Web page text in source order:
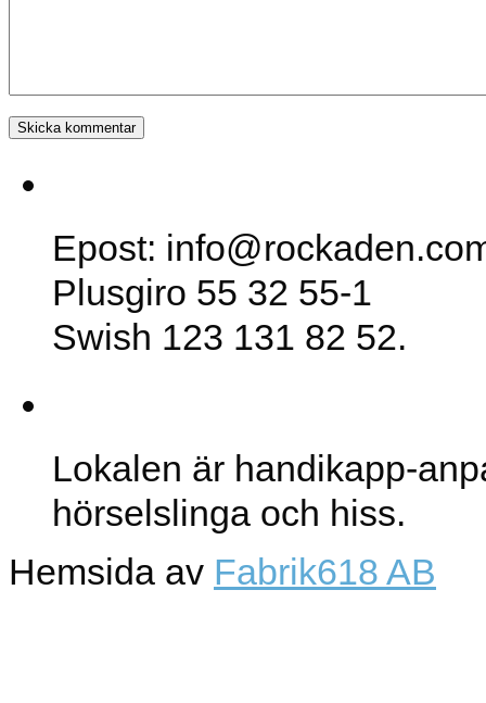
Epost:
Plusgiro 55 32 55-1
Swish 123 131 82 52.
Lokalen är handikapp-
hörselslinga och hiss.
Hemsida av Fabrik618 AB